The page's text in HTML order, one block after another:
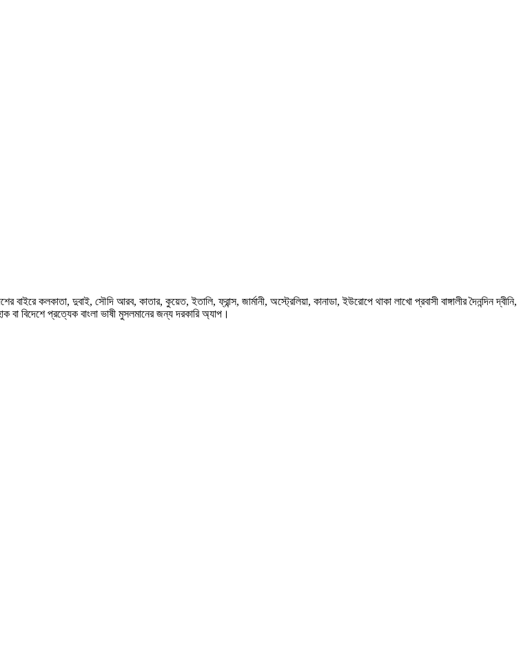
কলকাতা, দুবাই, সৌদি আরব, কাতার, কুয়েত, ইতালি, ফ্রান্স, জার্মানী, অস্ট্রেলিয়া, কানাডা, ইউরোপে থাকা লাখো প্রবাসী বাঙ্গালীর দৈনন্দিন দ্বীনি,
বিদেশে প্রত্যেক বাংলা ভাষী মুসলমানের জন্য দরকারি অ্যাপ।